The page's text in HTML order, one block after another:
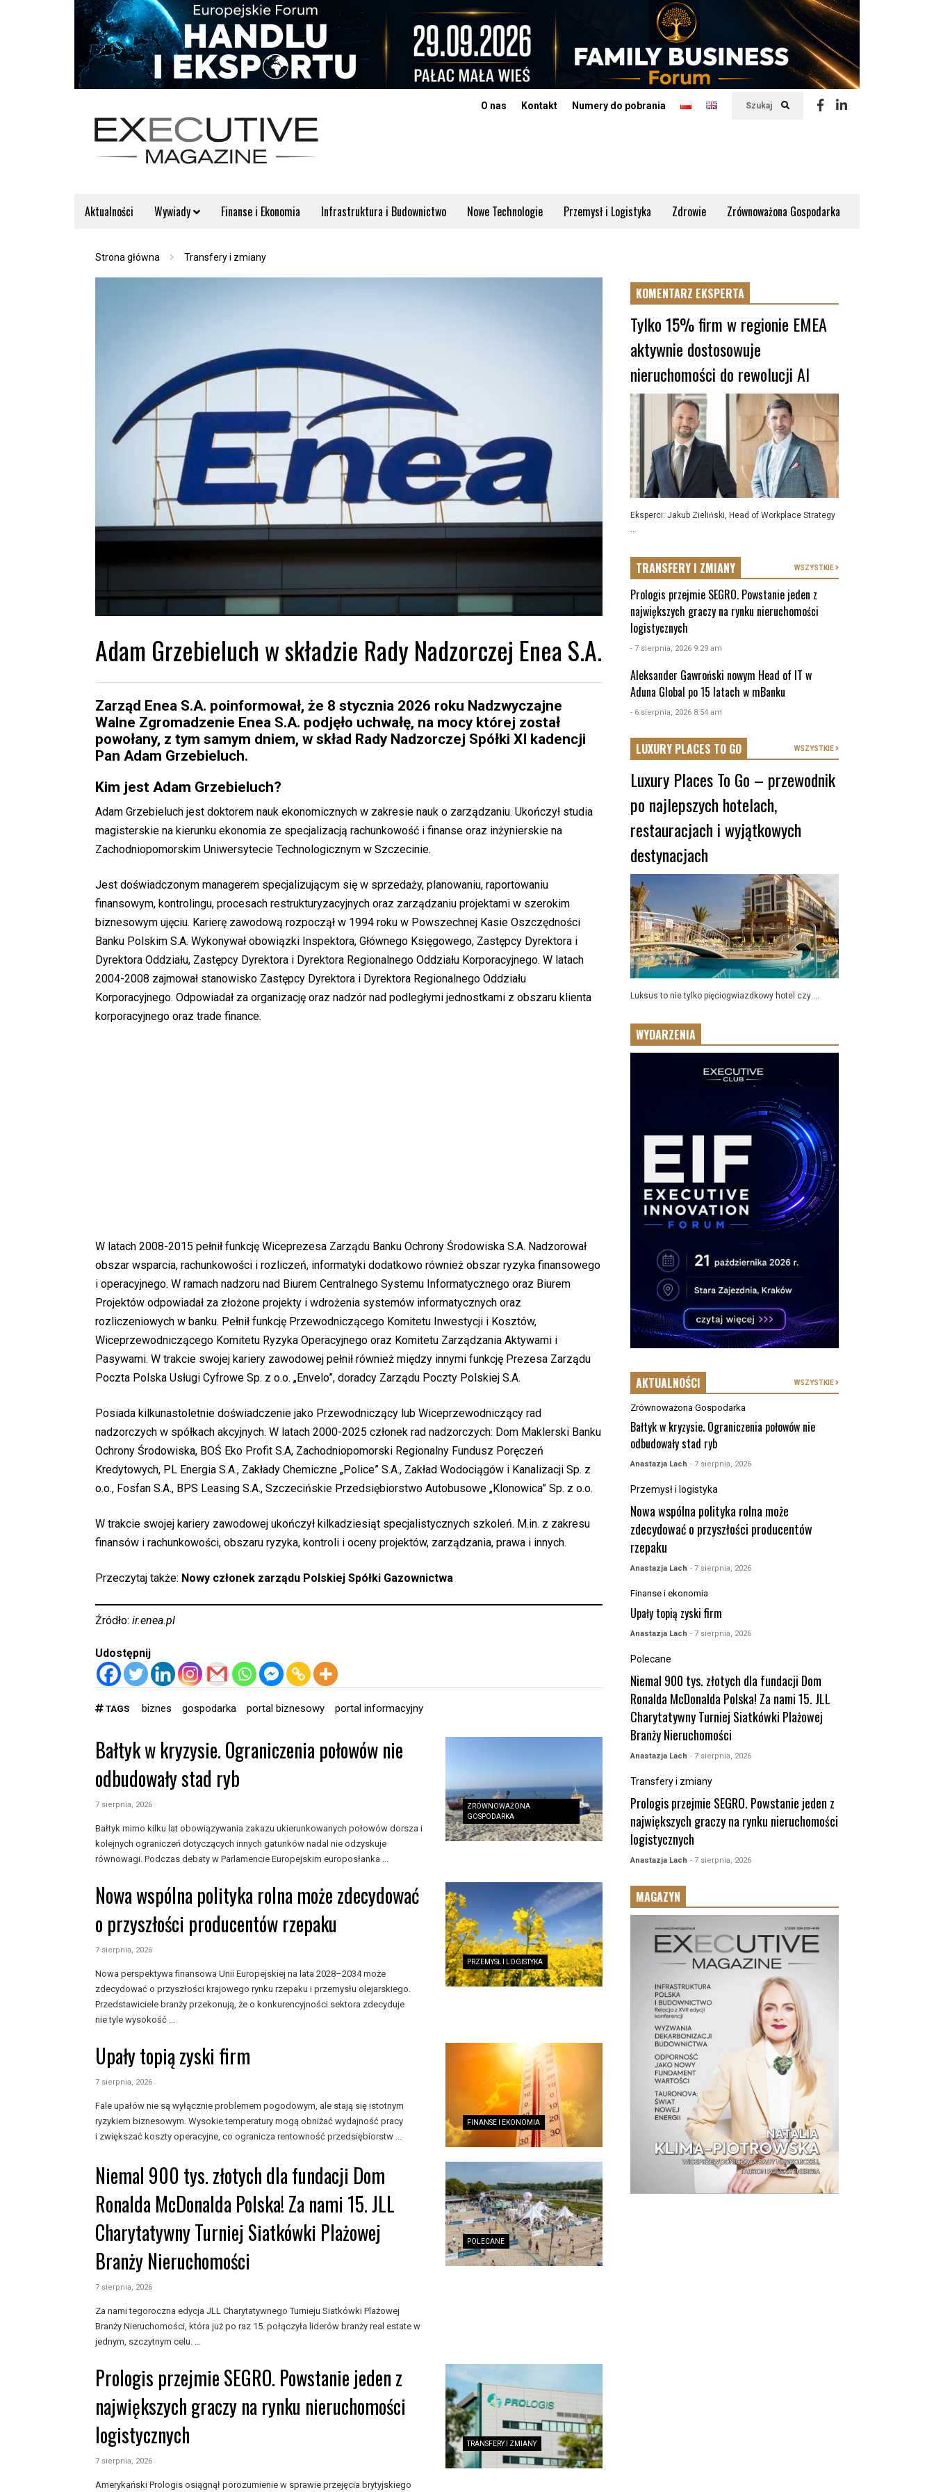
Szukaj
O nas Kontakt Numery do pobrania
Aktualności Wywiady Finanse i Ekonomia Infrastruktura i Budownictwo Nowe Technologie Przemysł i Logistyka Zdrowie Zrównoważona Gospodarka
Strona główna Transfery i zmiany
Adam Grzebieluch w składzie Rady Nadzorczej Enea S.A.
Zarząd Enea S.A. poinformował, że 8 stycznia 2026 roku Nadzwyczajne
Walne Zgromadzenie Enea S.A. podjęło uchwałę, na mocy której został
powołany, z tym samym dniem, w skład Rady Nadzorczej Spółki XI kadencji
Pan Adam Grzebieluch.
Kim jest Adam Grzebieluch?
Adam Grzebieluch jest doktorem nauk ekonomicznych w zakresie nauk o zarządzaniu. Ukończył studia
magisterskie na kierunku ekonomia ze specjalizacją rachunkowość i finanse oraz inżynierskie na
Zachodniopomorskim Uniwersytecie Technologicznym w Szczecinie.
Jest doświadczonym managerem specjalizującym się w sprzedaży, planowaniu, raportowaniu
finansowym, kontrolingu, procesach restrukturyzacyjnych oraz zarządzaniu projektami w szerokim
biznesowym ujęciu. Karierę zawodową rozpoczął w 1994 roku w Powszechnej Kasie Oszczędności
Banku Polskim S.A. Wykonywał obowiązki Inspektora, Głównego Księgowego, Zastępcy Dyrektora i
Dyrektora Oddziału, Zastępcy Dyrektora i Dyrektora Regionalnego Oddziału Korporacyjnego. W latach
2004-2008 zajmował stanowisko Zastępcy Dyrektora i Dyrektora Regionalnego Oddziału
Korporacyjnego. Odpowiadał za organizację oraz nadzór nad podległymi jednostkami z obszaru klienta
korporacyjnego oraz trade finance.
W latach 2008-2015 pełnił funkcję Wiceprezesa Zarządu Banku Ochrony Środowiska S.A. Nadzorował
obszar wsparcia, rachunkowości i rozliczeń, informatyki dodatkowo również obszar ryzyka finansowego
i operacyjnego. W ramach nadzoru nad Biurem Centralnego Systemu Informatycznego oraz Biurem
Projektów odpowiadał za złożone projekty i wdrożenia systemów informatycznych oraz
rozliczeniowych w banku. Pełnił funkcję Przewodniczącego Komitetu Inwestycji i Kosztów,
Wiceprzewodniczącego Komitetu Ryzyka Operacyjnego oraz Komitetu Zarządzania Aktywami i
Pasywami. W trakcie swojej kariery zawodowej pełnił również między innymi funkcję Prezesa Zarządu
Poczta Polska Usługi Cyfrowe Sp. z o.o. „Envelo”, doradcy Zarządu Poczty Polskiej S.A.
Posiada kilkunastoletnie doświadczenie jako Przewodniczący lub Wiceprzewodniczący rad
nadzorczych w spółkach akcyjnych. W latach 2000-2025 członek rad nadzorczych: Dom Maklerski Banku
Ochrony Środowiska, BOŚ Eko Profit S.A, Zachodniopomorski Regionalny Fundusz Poręczeń
Kredytowych, PL Energia S.A., Zakłady Chemiczne „Police” S.A., Zakład Wodociągów i Kanalizacji Sp. z
o.o., Fosfan S.A., BPS Leasing S.A., Szczecińskie Przedsiębiorstwo Autobusowe „Klonowica” Sp. z o.o.
W trakcie swojej kariery zawodowej ukończył kilkadziesiąt specjalistycznych szkoleń. M.in. z zakresu
finansów i rachunkowości, obszaru ryzyka, kontroli i oceny projektów, zarządzania, prawa i innych.
Przeczytaj także: Nowy członek zarządu Polskiej Spółki Gazownictwa
Źródło: ir.enea.pl
Udostępnij
TAGS biznes gospodarka portal biznesowy portal informacyjny
ZRÓWNOWAŻONA
GOSPODARKA
Bałtyk w kryzysie. Ograniczenia połowów nie
odbudowały stad ryb
7 sierpnia, 2026
Bałtyk mimo kilku lat obowiązywania zakazu ukierunkowanych połowów dorsza i
kolejnych ograniczeń dotyczących innych gatunków nadal nie odzyskuje
równowagi. Podczas debaty w Parlamencie Europejskim europosłanka ...
PRZEMYSŁ I LOGISTYKA
Nowa wspólna polityka rolna może zdecydować
o przyszłości producentów rzepaku
7 sierpnia, 2026
Nowa perspektywa finansowa Unii Europejskiej na lata 2028–2034 może
zdecydować o przyszłości krajowego rynku rzepaku i przemysłu olejarskiego.
Przedstawiciele branży przekonują, że o konkurencyjności sektora zdecyduje
nie tyle wysokość ...
FINANSE I EKONOMIA
Upały topią zyski firm
7 sierpnia, 2026
Fale upałów nie są wyłącznie problemem pogodowym, ale stają się istotnym
ryzykiem biznesowym. Wysokie temperatury mogą obniżać wydajność pracy
i zwiększać koszty operacyjne, co ogranicza rentowność przedsiębiorstw ...
POLECANE
Niemal 900 tys. złotych dla fundacji Dom
Ronalda McDonalda Polska! Za nami 15. JLL
Charytatywny Turniej Siatkówki Plażowej
Branży Nieruchomości
7 sierpnia, 2026
Za nami tegoroczna edycja JLL Charytatywnego Turnieju Siatkówki Plażowej
Branży Nieruchomości, która już po raz 15. połączyła liderów branży real estate w
jednym, szczytnym celu. ...
TRANSFERY I ZMIANY
Prologis przejmie SEGRO. Powstanie jeden z
największych graczy na rynku nieruchomości
logistycznych
7 sierpnia, 2026
Amerykański Prologis osiągnął porozumienie w sprawie przejęcia brytyjskiego
KOMENTARZ EKSPERTA
Tylko 15% firm w regionie EMEA
aktywnie dostosowuje
nieruchomości do rewolucji AI
Eksperci: Jakub Zieliński, Head of Workplace Strategy
...
TRANSFERY I ZMIANY WSZYSTKIE
Prologis przejmie SEGRO. Powstanie jeden z
największych graczy na rynku nieruchomości
logistycznych
- 7 sierpnia, 2026 9:29 am
Aleksander Gawroński nowym Head of IT w
Aduna Global po 15 latach w mBanku
- 6 sierpnia, 2026 8:54 am
LUXURY PLACES TO GO WSZYSTKIE
Luxury Places To Go – przewodnik
po najlepszych hotelach,
restauracjach i wyjątkowych
destynacjach
Luksus to nie tylko pięciogwiazdkowy hotel czy ...
WYDARZENIA
AKTUALNOŚCI WSZYSTKIE
Zrównoważona Gospodarka
Bałtyk w kryzysie. Ograniczenia połowów nie
odbudowały stad ryb
Anastazja Lach - 7 sierpnia, 2026
Przemysł i logistyka
Nowa wspólna polityka rolna może
zdecydować o przyszłości producentów
rzepaku
Anastazja Lach - 7 sierpnia, 2026
Finanse i ekonomia
Upały topią zyski firm
Anastazja Lach - 7 sierpnia, 2026
Polecane
Niemal 900 tys. złotych dla fundacji Dom
Ronalda McDonalda Polska! Za nami 15. JLL
Charytatywny Turniej Siatkówki Plażowej
Branży Nieruchomości
Anastazja Lach - 7 sierpnia, 2026
Transfery i zmiany
Prologis przejmie SEGRO. Powstanie jeden z
największych graczy na rynku nieruchomości
logistycznych
Anastazja Lach - 7 sierpnia, 2026
MAGAZYN